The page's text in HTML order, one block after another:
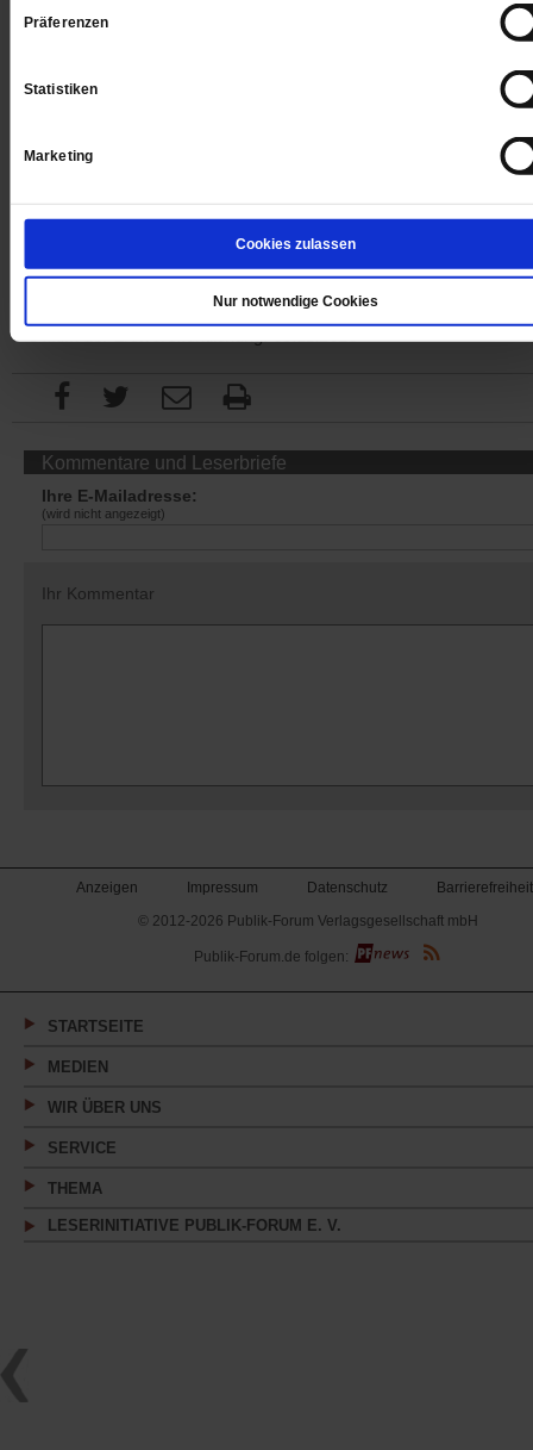
Präferenzen
Statistiken
Marketing
Cookies zulassen
Nur notwendige Cookies
Sie haben bereits ein -Abo? Hier anmelden
Kommentare und Leserbriefe
Ihre E-Mailadresse:
(wird nicht angezeigt)
Ihr Kommentar
Anzeigen Impressum Datenschutz
Barrierefreiheit
© 2012-2026 Publik-Forum Verlagsgesellschaft mbH
(Öffnet
in
neuen
Publik-Forum.de folgen:
STARTSEITE
MEDIEN
WIR ÜBER UNS
SERVICE
THEMA
LESERINITIATIVE PUBLIK-FORUM E. V.